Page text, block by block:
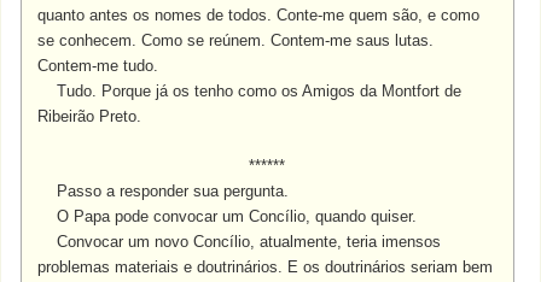
quanto antes os nomes de todos. Conte-me quem são, e como
se conhecem. Como se reúnem. Contem-me saus lutas.
Contem-me tudo.
Tudo. Porque já os tenho como os Amigos da Montfort de
Ribeirão Preto.
******
Passo a responder sua pergunta.
O Papa pode convocar um Concílio, quando quiser.
Convocar um novo Concílio, atualmente, teria imensos
problemas materiais e doutrinários. E os doutrinários seriam bem